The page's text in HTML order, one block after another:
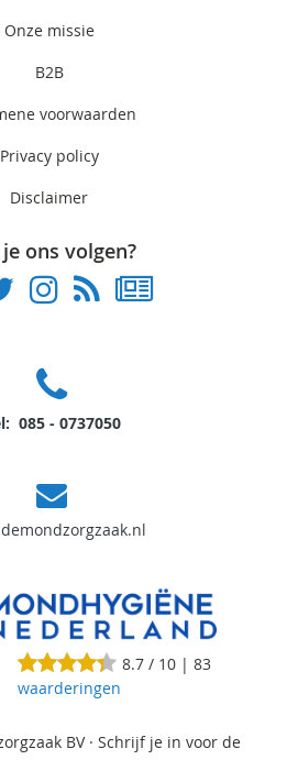
Onze missie
B2B
voorwaarden
Privacy policy
Disclaimer
ons volgen?
085 - 0737050
8.7 / 10 | 83
waarderingen
BV · Schrijf je in voor de